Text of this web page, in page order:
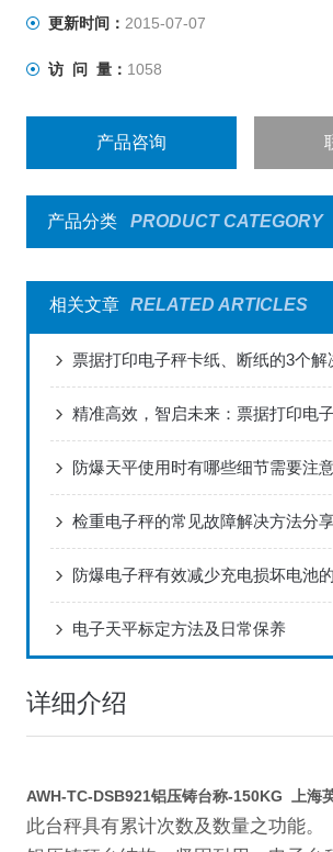
更新时间： 2015-07-07
访 问 量： 1058
产品咨询
产品分类 PRODUCT CATEGORY
相关文章 RELATED ARTICLES
票据打印电子秤卡纸、断纸的3个解
精准高效，智启未来：票据打印电
防爆天平使用时有哪些细节需要注
检重电子秤的常见故障解决方法分
防爆电子秤有效减少充电损坏电池
电子天平标定方法及日常保养
详细介绍
AWH-TC-DSB921铝压铸台称-150KG 上海
此台秤具有累计次数及数量之功能。